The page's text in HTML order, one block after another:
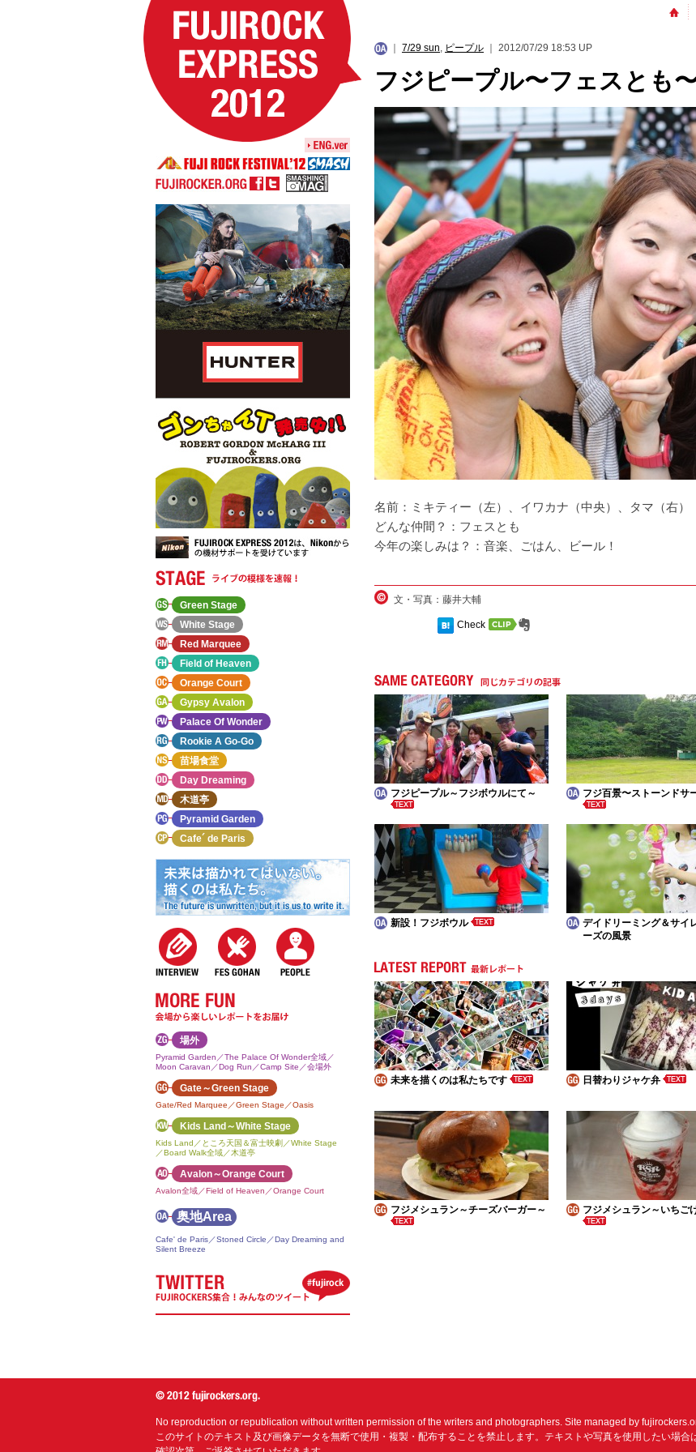
7/29 sun, ピープル ｜ 2012/07/29 18:53 UP
フジピープル〜フェスとも
名前：ミキティー（左）、イワカナ（中央）、タマ（右）
どんな仲間？：フェスとも
今年の楽しみは？：音楽、ごはん、ビール！
文・写真：藤井大輔
Check
フジピープル～フジボウルにて～ フジ百景〜ストーンドサ
新設！フジボウル
デイドリーミング＆サイ
ーズの風景
未来を描くのは私たちです 日替わりジャケ弁
フジメシュラン～チーズバーガー～ フジメシュラン～いちご
Green Stage
White Stage
Red Marquee
Field of Heaven
Orange Court
Gypsy Avalon
Palace Of Wonder
Rookie A Go-Go
苗場食堂
Day Dreaming
木道亭
Pyramid Garden
Cafe´ de Paris
場外
Pyramid Garden／The Palace Of Wonder全域／
Moon Caravan／Dog Run／Camp Site／会場外
Gate～Green Stage
Gate/Red Marquee／Green Stage／Oasis
Kids Land～White Stage
Kids Land／ところ天国＆富士映劇／White Stage
／Board Walk全域／木道亭
Avalon～Orange Court
Avalon全域／Field of Heaven／Orange Court
奥地Area
Cafe' de Paris／Stoned Circle／Day Dreaming and
Silent Breeze
No reproduction or republication without written permission of the writers and photographers. Site managed by
このサイトのテキスト及び画像データを無断で使用・複製・配布することを禁止します。テキストや写真を使用したい場合